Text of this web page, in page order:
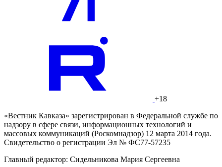
+18
«Вестник Кавказа» зарегистрирован в Федеральной службе по
надзору в сфере связи, информационных технологий и
массовых коммуникаций (Роскомнадзор) 12 марта 2014 года.
Свидетельство о регистрации Эл № ФС77-57235
Главный редактор: Сидельникова Мария Сергеевна